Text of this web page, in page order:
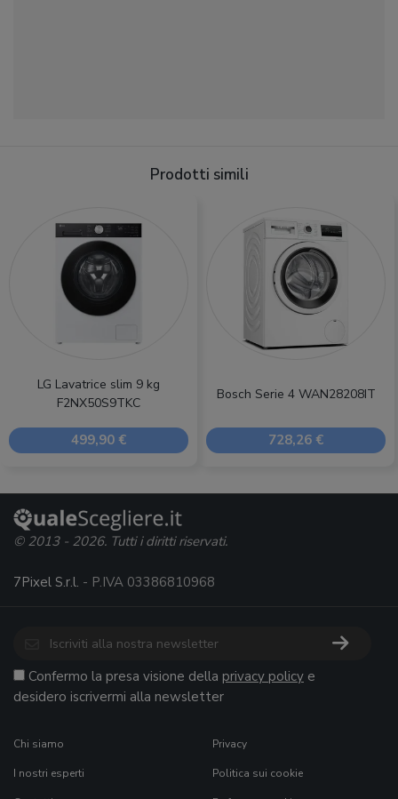
Prodotti simili
LG Lavatrice slim 9 kg
F2NX50S9TKC
499,90 €
Bosch Serie 4 WAN28208IT
728,26 €
© 2013 - 2026. Tutti i diritti riservati.
7Pixel S.r.l. - P.IVA 03386810968
Confermo la presa visione della privacy policy e
desidero iscrivermi alla newsletter
Chi siamo
I nostri esperti
Privacy
Politica sui cookie